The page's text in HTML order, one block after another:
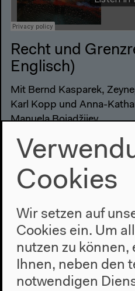
Recht und
Englisch)
Mit Bernd Kasparek,
Karl Kopp und Anna-
Manuela Bojadžijev
Panel, 02.10.2021
Cookies
Wir setzen auf
Cookies ein. Um
nutzen zu
Ihnen, neben den
notwendigen